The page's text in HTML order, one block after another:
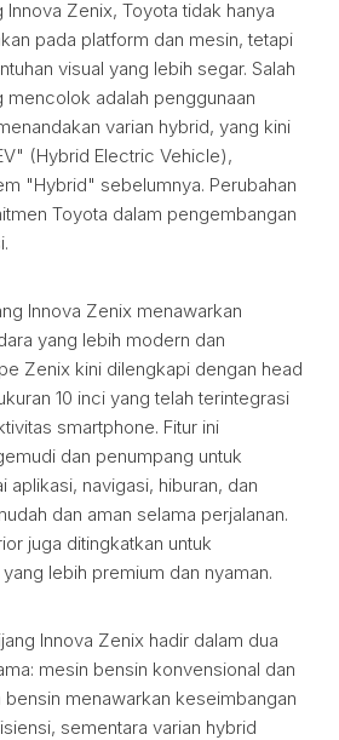
Innova Zenix, Toyota tidak hanya
pada platform dan mesin, tetapi
visual yang lebih segar. Salah
mencolok adalah penggunaan
varian hybrid, yang kini
(Hybrid Electric Vehicle),
"Hybrid" sebelumnya. Perubahan
Toyota dalam pengembangan
Innova Zenix menawarkan
yang lebih modern dan
Zenix kini dilengkapi dengan head
10 inci yang telah terintegrasi
smartphone. Fitur ini
dan penumpang untuk
aplikasi, navigasi, hiburan, dan
dan aman selama perjalanan.
juga ditingkatkan untuk
lebih premium dan nyaman.
Innova Zenix hadir dalam dua
mesin bensin konvensional dan
bensin menawarkan keseimbangan
sementara varian hybrid